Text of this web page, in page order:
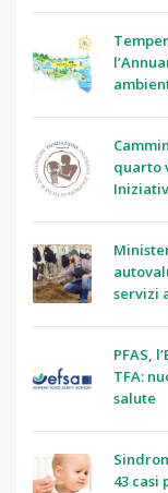
quarto
servizi
PFAS,
TFA:
salute
43